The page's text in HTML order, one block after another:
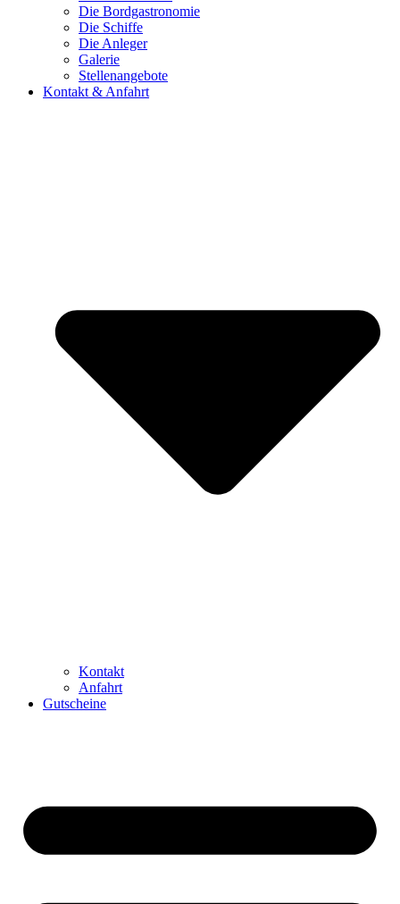
Die Bordgastronomie
Die Schiffe
Die Anleger
Galerie
Stellenangebote
Kontakt & Anfahrt
Kontakt
Anfahrt
Gutscheine